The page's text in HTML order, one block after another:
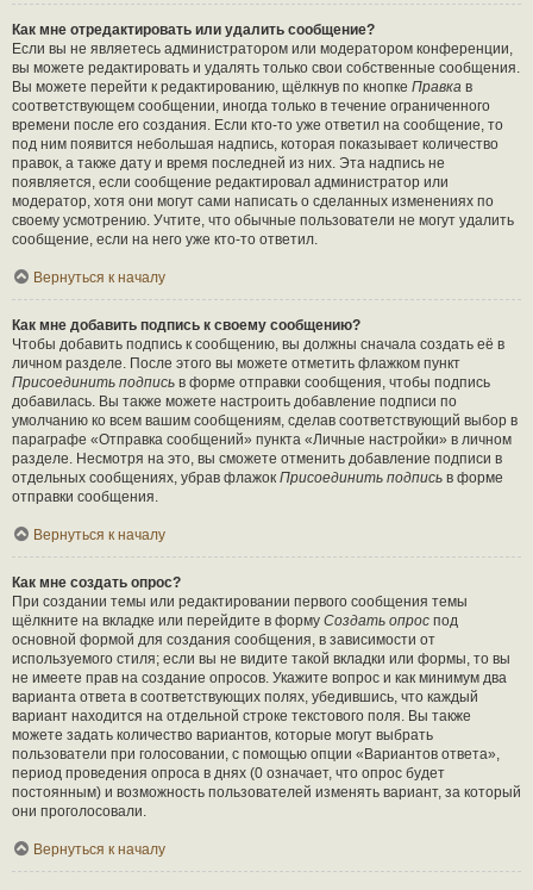
Как мне отредактировать или удалить сообщение?
Если вы не являетесь администратором или модератором конференции,
вы можете редактировать и удалять только свои собственные сообщения.
Вы можете перейти к редактированию, щёлкнув по кнопке Правка в
соответствующем сообщении, иногда только в течение ограниченного
времени после его создания. Если кто-то уже ответил на сообщение, то
под ним появится небольшая надпись, которая показывает количество
правок, а также дату и время последней из них. Эта надпись не
появляется, если сообщение редактировал администратор или
модератор, хотя они могут сами написать о сделанных изменениях по
своему усмотрению. Учтите, что обычные пользователи не могут удалить
сообщение, если на него уже кто-то ответил.
Вернуться к началу
Как мне добавить подпись к своему сообщению?
Чтобы добавить подпись к сообщению, вы должны сначала создать её в
личном разделе. После этого вы можете отметить флажком пункт
Присоединить подпись в форме отправки сообщения, чтобы подпись
добавилась. Вы также можете настроить добавление подписи по
умолчанию ко всем вашим сообщениям, сделав соответствующий выбор в
параграфе «Отправка сообщений» пункта «Личные настройки» в личном
разделе. Несмотря на это, вы сможете отменить добавление подписи в
отдельных сообщениях, убрав флажок Присоединить подпись в форме
отправки сообщения.
Вернуться к началу
Как мне создать опрос?
При создании темы или редактировании первого сообщения темы
щёлкните на вкладке или перейдите в форму Создать опрос под
основной формой для создания сообщения, в зависимости от
используемого стиля; если вы не видите такой вкладки или формы, то вы
не имеете прав на создание опросов. Укажите вопрос и как минимум два
варианта ответа в соответствующих полях, убедившись, что каждый
вариант находится на отдельной строке текстового поля. Вы также
можете задать количество вариантов, которые могут выбрать
пользователи при голосовании, с помощью опции «Вариантов ответа»,
период проведения опроса в днях (0 означает, что опрос будет
постоянным) и возможность пользователей изменять вариант, за который
они проголосовали.
Вернуться к началу